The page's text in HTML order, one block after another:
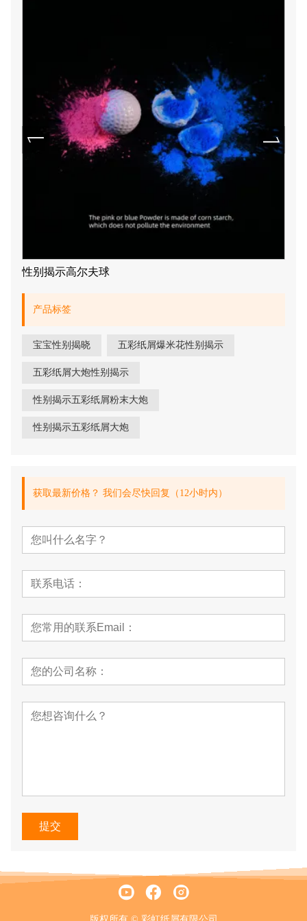
性别揭示高尔夫球
产品标签
宝宝性别揭晓 五彩纸屑爆米花性别揭示
五彩纸屑大炮性别揭示
性别揭示五彩纸屑粉末大炮
性别揭示五彩纸屑大炮
获取最新价格？ 我们会尽快回复（12小时内）
提交